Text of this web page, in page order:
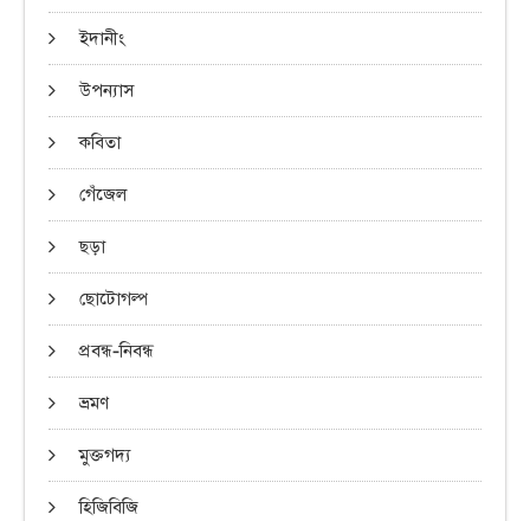
ইদানীং
উপন্যাস
কবিতা
গেঁজেল
ছড়া
ছোটোগল্প
প্রবন্ধ-নিবন্ধ
ভ্রমণ
মুক্তগদ্য
হিজিবিজি